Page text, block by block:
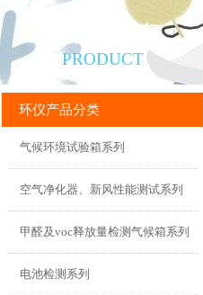
产品直通车
PRODUCT
环仪产品分类
气候环境试验箱系列
空气净化器、新风性能测试系列
甲醛及voc释放量检测气候箱系列
电池检测系列